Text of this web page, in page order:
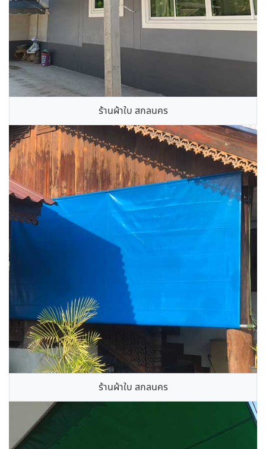
ร้านผ้าใบ สกลนคร
ร้านผ้าใบ สกลนคร